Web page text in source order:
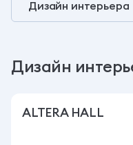
Дизайн
ALTERA HALL